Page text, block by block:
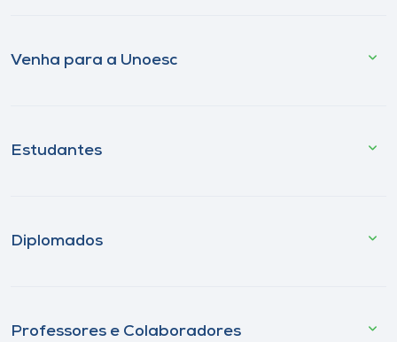
Venha para a Unoesc
Estudantes
Diplomados
Professores e Colaboradores